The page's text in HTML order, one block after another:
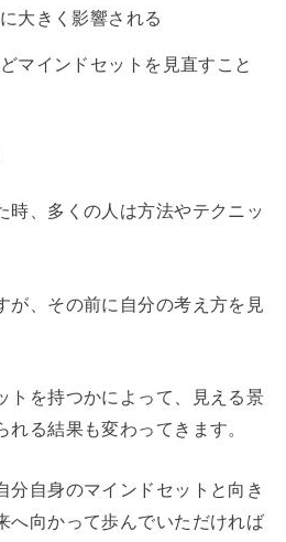
大きく影響される
マインドセットを見直すこと
時、多くの人は方法やテクニッ
が、その前に自分の考え方を見
トを持つかによって、見える景
る結果も変わってきます。
分自身のマインドセットと向き
へ向かって歩んでいただければ